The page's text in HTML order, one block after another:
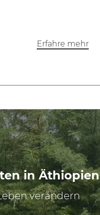
Erfahre mehr
in Äthiopien
verändern